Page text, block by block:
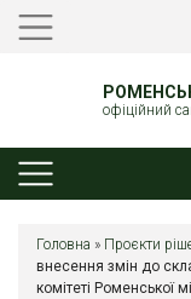
офіційний
Головна » Проєкти
внесення змін до
комітеті Роменської